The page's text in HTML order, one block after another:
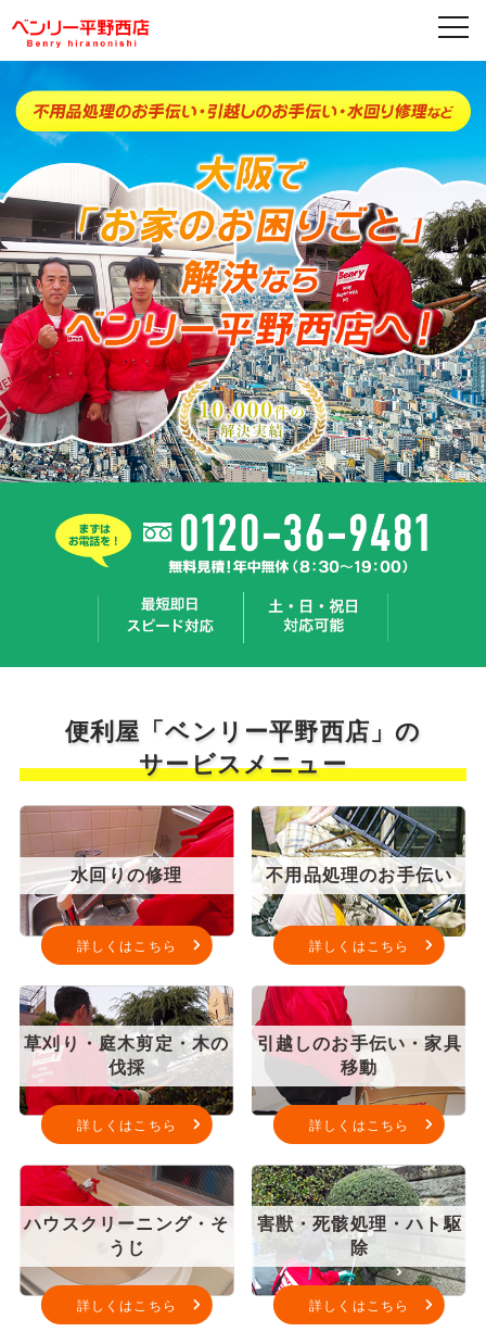
便利屋「ベンリー平野西店」の
サービスメニュー
水回りの修理
詳しくはこちら
不用品処理のお手伝い
詳しくはこちら
草刈り・庭木剪定・木の
伐採
詳しくはこちら
引越しのお手伝い・家具
移動
詳しくはこちら
ハウスクリーニング・そ
うじ
詳しくはこちら
害獣・死骸処理・ハト駆
除
詳しくはこちら